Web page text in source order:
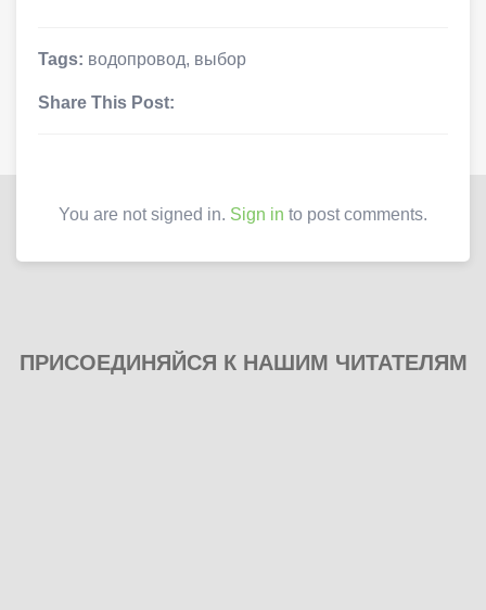
Tags: водопровод, выбор
Share This Post:
You are not signed in. Sign in to post comments.
ПРИСОЕДИНЯЙСЯ К НАШИМ ЧИТАТЕЛЯМ